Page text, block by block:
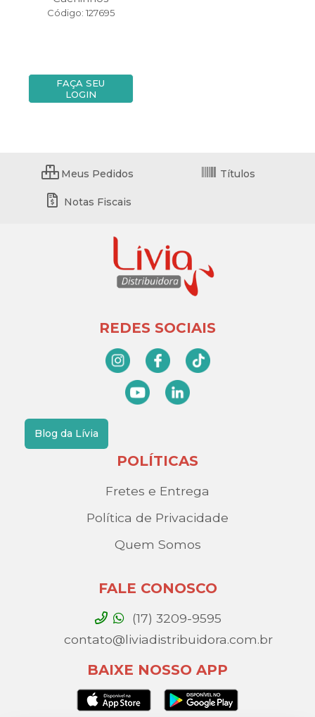
Código: 127695
FAÇA SEU
LOGIN
Meus Pedidos Títulos
Notas Fiscais
REDES SOCIAIS
Blog da Lívia
POLÍTICAS
Fretes e Entrega
Política de Privacidade
Quem Somos
FALE CONOSCO
(17) 3209-9595
contato@liviadistribuidora.com.br
BAIXE NOSSO APP